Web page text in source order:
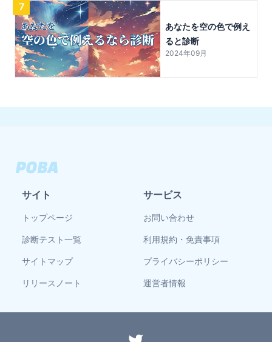
7
あなたを空の色で例え
ると診断
2024年09月
サイト
トップページ
診断テスト一覧
サイトマップ
リリースノート
サービス
お問い合わせ
利用規約・免責事項
プライバシーポリシー
運営者情報